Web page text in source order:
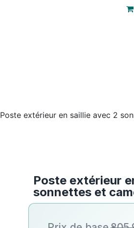
Poste extérieur en saillie avec 2
Poste extérieur
sonnettes et